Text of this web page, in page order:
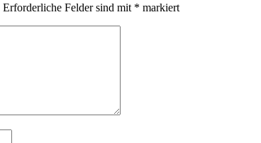
Erforderliche Felder sind mit * markiert